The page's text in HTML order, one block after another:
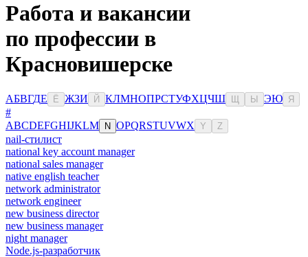
Работа и вакансии
по профессии в
Красновишерске
АБВГДЕ Ё ЖЗИ Й КЛМНОПРСТУФХЦЧШ Ы ЭЮ Я
#
ABCDEFGHIJKLM N OPQRSTUVWX Y Z
nail-стилист
national key account manager
national sales manager
native english teacher
network administrator
network engineer
new business director
new business manager
night manager
Node.js-разработчик